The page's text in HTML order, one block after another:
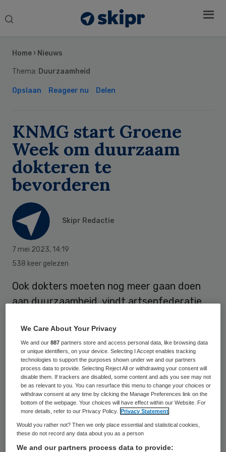
Search
Home › Nieuws
Thema: Duurzaamheid
Opslaan Reageer nu Delen
KNMG start Groene
Week om duurzaam
dokteren te
bevorderen
Skipr Redactie
7 mei 2023, 14:19
538 keer gelezen
Ook dokters moeten nog meer gaan doen
aan duurzaamheid, vindt artsenfederatie
worden van milieuvervuiling en
klimaatverandering, maar ook omdat de
zorg zelf erg vervuilend is. De organisatie
wil het onderwerp komende week extra op
de kaart zetten bij de achterban, door de
Groene Week. Die begint maandagavond
met een webinar, waarvoor zich al meer dan
zeshonderd artsen hebben ingeschreven.
Sidebar
We Care About Your Privacy
We and our887 partners store and access personal data, like browsing data
or unique identifiers, on your device. Selecting I Accept enables tracking
technologies to support the purposes shown under we and our partners
process data to provide. Selecting Reject All or withdrawing your consent will
disable them. If trackers are disabled, some content and ads you see may not
be as relevant to you. You can resurface this menu to change your choices or
withdraw consent at any time by clicking the Manage Preferences link on the
bottom of the webpage. Your choices will have effect within our Website. For
more details, refer to our Privacy Policy.
Privacy Statement
Would you rather not? Then we only place essential and statistical cookies,
these do not record any data about you as a person
We and our partners process data to provide: